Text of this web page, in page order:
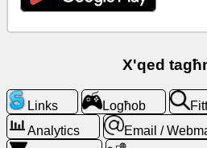
Logħob
il-
web
X'qed
Links Logħob
Analytics
Email /